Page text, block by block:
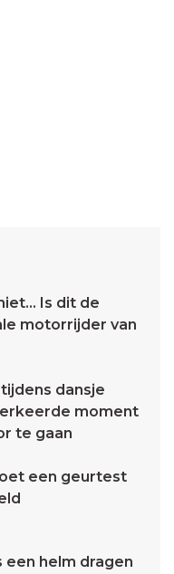
Is dit de
motorrijder van
dansje
moment
te gaan
een geurtest
een helm dragen